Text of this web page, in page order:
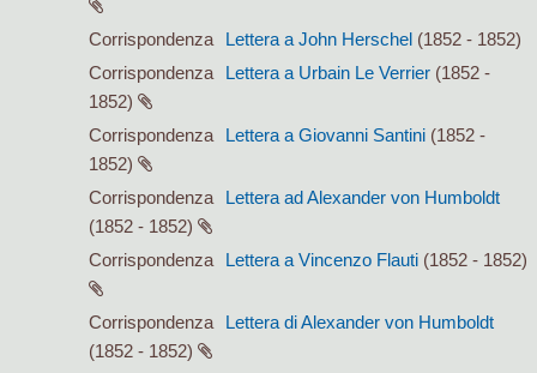
Corrispondenza Lettera a John Herschel (1852 - 1852)
Corrispondenza
Lettera a Urbain Le Verrier (1852 -
1852)
Corrispondenza
Lettera a Giovanni Santini (1852 -
1852)
Corrispondenza
Lettera ad Alexander von Humboldt
(1852 - 1852)
Corrispondenza
Lettera a Vincenzo Flauti (1852 - 1852)
Corrispondenza
Lettera di Alexander von Humboldt
(1852 - 1852)